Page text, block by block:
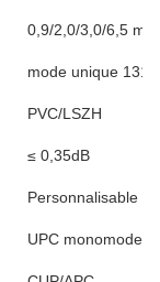
0,9/2,0/3,0/6,5
mode unique
PVC/LSZH
≤ 0,35dB
Personnalisable
UPC monomode